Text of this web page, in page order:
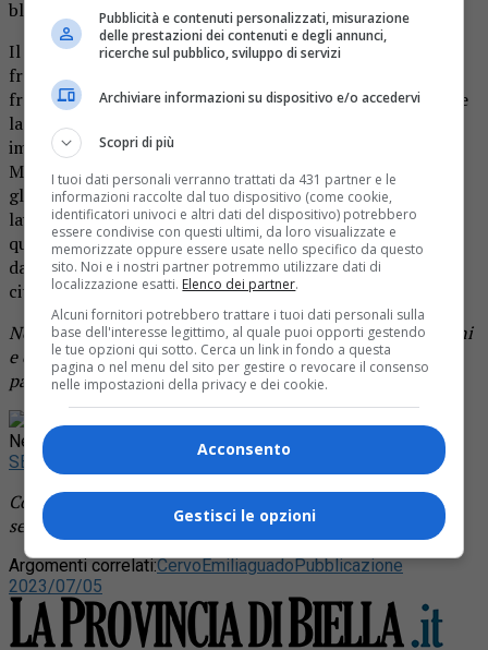
bloccati chi da una parte chi dall’altra della vallata».
Il paese è tornato dunque a essere collegato a quelle
frazioni che da più di un mese erano isolate a causa delle
frane che hanno spezzato la strada principale, la sp7 Idice
la cui riapertura, a ora, è lontana. Loro, questi sette
imprenditori, che prima di tutto sono cittadini di
Monterenzio, hanno ridato non solo una via veloce a tutti
gli abitanti che quotidianamente si spostano per esigenze
lavorative e familiari, «hanno ridato forza e speranza, con
questo lavoro, alle importanti aziende che erano rimaste
dall’altra parte e, soprattutto, hanno ridato gioia alla
cittadinanza».
Nella foto, il guado di Monterenzio progettato in due giorni
e costruito in cinque, gratuitamente, da imprese edili del
paese.
Rimani aggiornato seguendoci su Google
News!
SEGUICI
Continua a leggere le notizie de
e
segui la nostra
pagina Facebook
Argomenti correlati:CervoEmiliaguadoPubblicazione
2023/07/05
Pubblicità e contenuti personalizzati, misurazione
delle prestazioni dei contenuti e degli annunci,
ricerche sul pubblico, sviluppo di servizi
Archiviare informazioni su dispositivo e/o accedervi
Scopri di più
I tuoi dati personali verranno trattati da 431 partner e le
informazioni raccolte dal tuo dispositivo (come cookie,
identificatori univoci e altri dati del dispositivo) potrebbero
essere condivise con questi ultimi, da loro visualizzate e
memorizzate oppure essere usate nello specifico da questo
sito. Noi e i nostri partner potremmo utilizzare dati di
localizzazione esatti. Elenco dei partner.
Alcuni fornitori potrebbero trattare i tuoi dati personali sulla
base dell'interesse legittimo, al quale puoi opporti gestendo
le tue opzioni qui sotto. Cerca un link in fondo a questa
pagina o nel menu del sito per gestire o revocare il consenso
nelle impostazioni della privacy e dei cookie.
Acconsento
Gestisci le opzioni